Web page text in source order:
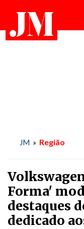
JM » Região
Forma'
destaques
dedicado